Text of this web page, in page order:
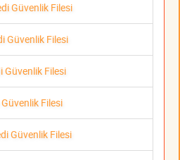
Güvenlik Filesi
Güvenlik Filesi
Güvenlik Filesi
Filesi
Güvenlik Filesi